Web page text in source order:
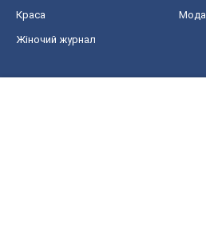
Краса Мода
Жіночий журнал